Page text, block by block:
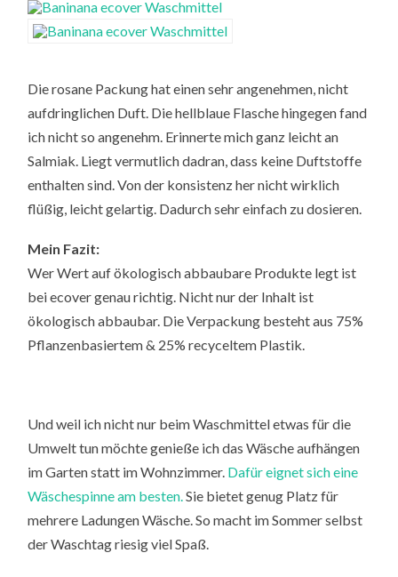
Die rosane Packung hat einen sehr angenehmen, nicht
aufdringlichen Duft. Die hellblaue Flasche hingegen fand
ich nicht so angenehm. Erinnerte mich ganz leicht an
Salmiak. Liegt vermutlich dadran, dass keine Duftstoffe
enthalten sind. Von der konsistenz her nicht wirklich
flüßig, leicht gelartig. Dadurch sehr einfach zu dosieren.
Mein Fazit:
Wer Wert auf ökologisch abbaubare Produkte legt ist
bei ecover genau richtig. Nicht nur der Inhalt ist
ökologisch abbaubar. Die Verpackung besteht aus 75%
Pflanzenbasiertem & 25% recyceltem Plastik.
Und weil ich nicht nur beim Waschmittel etwas für die
Umwelt tun möchte genieße ich das Wäsche aufhängen
im Garten statt im Wohnzimmer. Dafür eignet sich eine
Wäschespinne am besten.Sie bietet genug Platz für
mehrere Ladungen Wäsche. So macht im Sommer selbst
der Waschtag riesig viel Spaß.